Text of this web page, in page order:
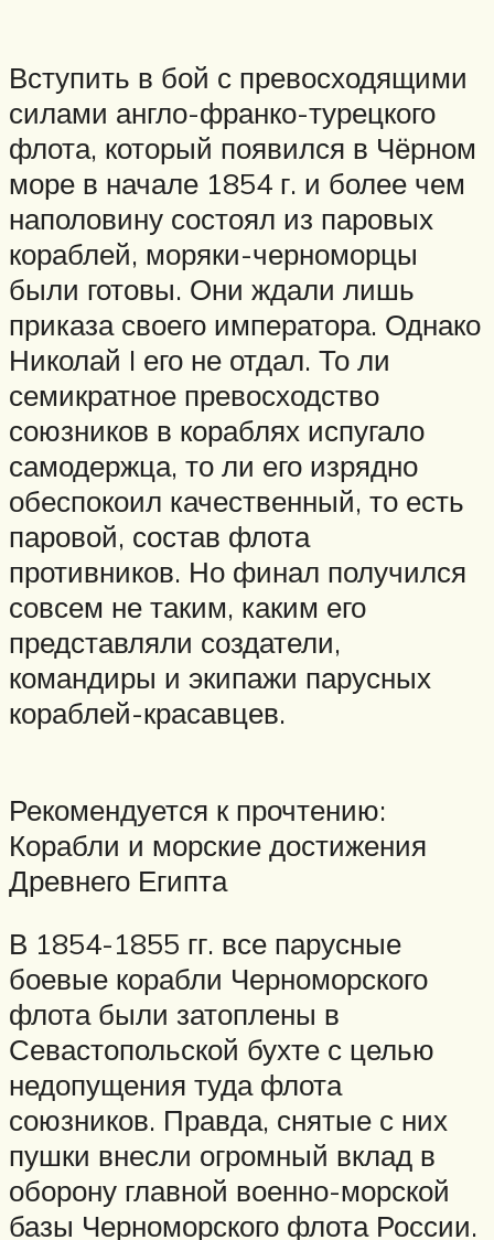
Вступить в бой с превосходящими
силами англо-франко-турецкого
флота, который появился в Чёрном
море в начале 1854 г. и более чем
наполовину состоял из паровых
кораблей, моряки-черноморцы
были готовы. Они ждали лишь
приказа своего императора. Однако
Николай I его не отдал. То ли
семикратное превосходство
союзников в кораблях испугало
самодержца, то ли его изрядно
обеспокоил качественный, то есть
паровой, состав флота
противников. Но финал получился
совсем не таким, каким его
представляли создатели,
командиры и экипажи парусных
кораблей-красавцев.
Рекомендуется к прочтению:
Корабли и морские достижения
Древнего Египта
В 1854-1855 гг. все парусные
боевые корабли Черноморского
флота были затоплены в
Севастопольской бухте с целью
недопущения туда флота
союзников. Правда, снятые с них
пушки внесли огромный вклад в
оборону главной военно-морской
базы Черноморского флота России.